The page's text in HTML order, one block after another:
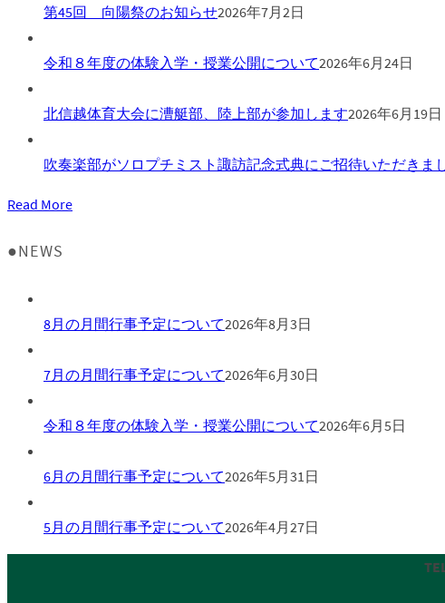
第45回 向陽祭のお知らせ2026年7月2日
令和８年度の体験入学・授業公開について2026年6月24日
北信越体育大会に漕艇部、陸上部が参加します2026年6月19日
吹奏楽部がソロプチミスト諏訪記念式典にご招待いただきま
Read More
●NEWS
8月の月間行事予定について2026年8月3日
7月の月間行事予定について2026年6月30日
令和８年度の体験入学・授業公開について2026年6月5日
6月の月間行事予定について2026年5月31日
5月の月間行事予定について2026年4月27日